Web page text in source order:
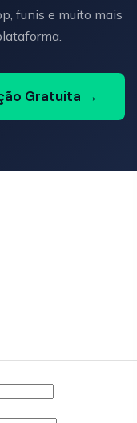
funis e muito mais
Gratuita →